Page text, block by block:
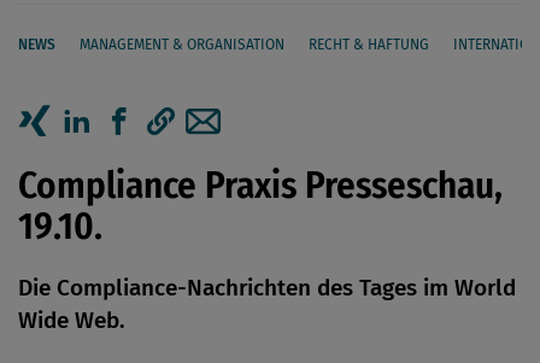
NEWS MANAGEMENT & ORGANISATION RECHT & HAFTUNG
Seiteninhalt
Artikel auf Xing teilen
Artikel auf linkedIn teilen
Artikel auf Facebook teilen
Artikellink kopieren
Artikel per Mail teilen
Compliance Praxis Presseschau,
19.10.
Die Compliance-Nachrichten des Tages im World
Wide Web.